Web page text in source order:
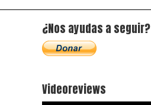
¿Nos ayudas a seguir?
Videoreviews